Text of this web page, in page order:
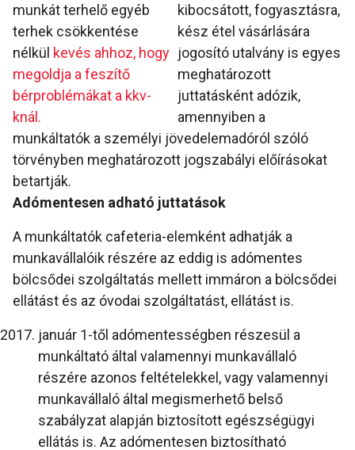
munkát terhelő egyéb
terhek csökkentése
nélkül kevés ahhoz, hogy
megoldja a feszítő
bérproblémákat a kkv-
knál.
kibocsátott, fogyasztásra,
kész étel vásárlására
jogosító utalvány is egyes
meghatározott
juttatásként adózik,
amennyiben a
munkáltatók a személyi jövedelemadóról szóló
törvényben meghatározott jogszabályi előírásokat
betartják.
Adómentesen adható juttatások
A munkáltatók cafeteria-elemként adhatják a
munkavállalóik részére az eddig is adómentes
bölcsődei szolgáltatás mellett immáron a bölcsődei
ellátást és az óvodai szolgáltatást, ellátást is.
január 1-től adómentességben részesül a
munkáltató által valamennyi munkavállaló
részére azonos feltételekkel, vagy valamennyi
munkavállaló által megismerhető belső
szabályzat alapján biztosított egészségügyi
ellátás is. Az adómentesen biztosítható